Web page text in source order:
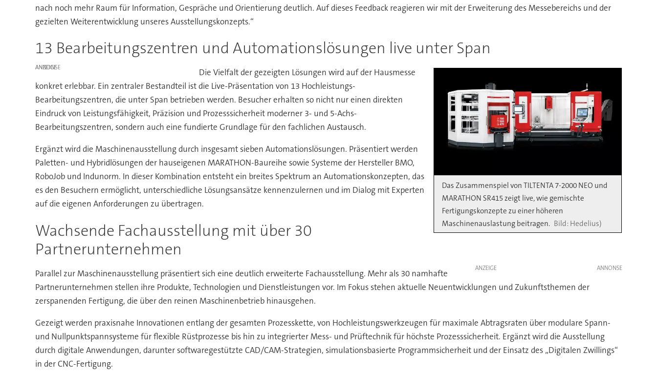
nach noch mehr Raum für Information, Gespräche und Orientierung deutlich. Auf dieses Feedback reagieren wir mit der Erweiterung des Messebereichs und der
gezielten Weiterentwicklung unseres Ausstellungskonzepts.“
13 Bearbeitungszentren und Automationslösungen live unter Span
ANZEIGE
Das Zusammenspiel von TILTENTA 7-2000 NEO und
MARATHON SR415 zeigt live, wie gemischte
Fertigungskonzepte zu einer höheren
Maschinenauslastung beitragen.
Hedelius)
Die Vielfalt der gezeigten Lösungen wird auf der Hausmesse
konkret erlebbar. Ein zentraler Bestandteil ist die Live-Präsentation von 13 Hochleistungs-
Bearbeitungszentren, die unter Span betrieben werden. Besucher erhalten so nicht nur einen direkten
Eindruck von Leistungsfähigkeit, Präzision und Prozesssicherheit moderner 3- und 5-Achs-
Bearbeitungszentren, sondern auch eine fundierte Grundlage für den fachlichen Austausch.
Ergänzt wird die Maschinenausstellung durch insgesamt sieben Automationslösungen. Präsentiert werden
Paletten- und Hybridlösungen der hauseigenen MARATHON-Baureihe sowie Systeme der Hersteller BMO,
RoboJob und Indunorm. In dieser Kombination entsteht ein breites Spektrum an Automationskonzepten, das
es den Besuchern ermöglicht, unterschiedliche Lösungsansätze kennenzulernen und im Dialog mit Experten
auf die eigenen Anforderungen zu übertragen.
Wachsende Fachausstellung mit über 30
Partnerunternehmen
ANZEIGE
Parallel zur Maschinenausstellung präsentiert sich eine deutlich erweiterte Fachausstellung. Mehr als 30 namhafte
Partnerunternehmen stellen ihre Produkte, Technologien und Dienstleistungen vor. Im Fokus stehen aktuelle Neuentwicklungen und Zukunftsthemen der
zerspanenden Fertigung, die über den reinen Maschinenbetrieb hinausgehen.
Gezeigt werden praxisnahe Innovationen entlang der gesamten Prozesskette, von Hochleistungswerkzeugen für maximale Abtragsraten über modulare Spann-
und Nullpunktspannsysteme für flexible Rüstprozesse bis hin zu integrierter Mess- und Prüftechnik für höchste Prozesssicherheit. Ergänzt wird die Ausstellung
durch digitale Anwendungen, darunter softwaregestützte CAD/CAM-Strategien, simulationsbasierte Programmsicherheit und der Einsatz des „Digitalen Zwillings“
in der CNC-Fertigung.